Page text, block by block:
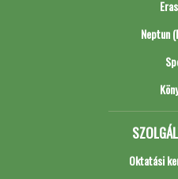
Neptun
Oktatási